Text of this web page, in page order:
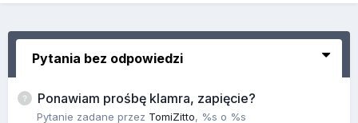
Pytania bez odpowiedzi
Ponawiam prośbę klamra, zapięcie?
Pytanie zadane przez TomiZitto, %s o %s